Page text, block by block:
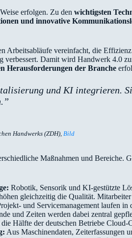
erfolgen. Zu den wichtigsten
und innovative
Arbeitsabläufe vereinfacht, die
verbessert. Damit wird Handwerk 4.0
Herausforderungen der Branche
und KI integrieren.
Handwerks (ZDH), Bild
Maßnahmen und Bereiche.
Robotik, Sensorik und KI-gestützte
gleichzeitig die Qualität.
und Servicemanagement laufen
und Zeiten werden dabei zentral
Hälfte der deutschen Betriebe Cloud-
Aus Maschinendaten, Zeiterfassungen